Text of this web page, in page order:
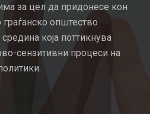
за цел да придонесе кон
општество
која поттикнува
сензитивни процеси на